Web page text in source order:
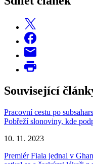
Související
Pracovní cestu po
Pobřeží slonoviny, kde
10. 11. 2023
Premiér Fiala jednal v